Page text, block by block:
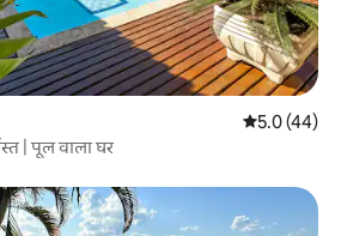
औसत रेटिंग 5
5.0 (44)
| पूल वाला घर